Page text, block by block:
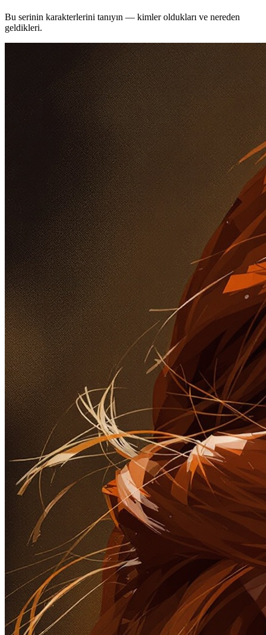
Bu serinin karakterlerini tanıyın — kimler oldukları ve nereden
geldikleri.